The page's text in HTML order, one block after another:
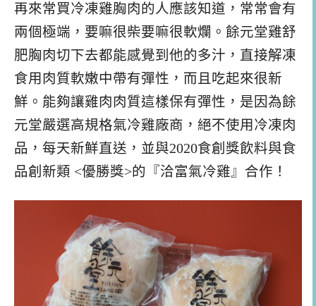
再來常買冷凍雞胸肉的人應該知道，常常會有
兩個極端，要嘛很柴要嘛很軟爛。餘元堂雞舒
肥胸肉切下去都能感覺到他的多汁，直接解凍
食用肉質軟嫩中帶有彈性，而且吃起來很新
鮮。能夠讓雞肉肉質這樣保有彈性，是因為餘
元堂嚴選高規格氣冷雞廠商，絕不使用冷凍肉
品，每天新鮮直送，並與2020食創獎飲料與食
品創新類 <優勝獎>的『洽富氣冷雞』合作！